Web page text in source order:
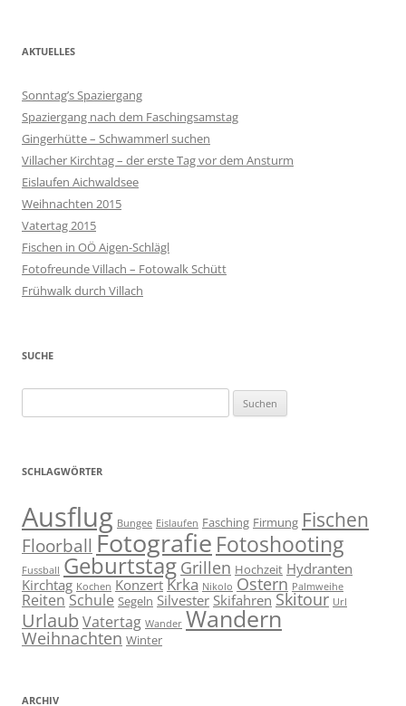
AKTUELLES
Sonntag’s Spaziergang
Spaziergang nach dem Faschingsamstag
Gingerhütte – Schwammerl suchen
Villacher Kirchtag – der erste Tag vor dem Ansturm
Eislaufen Aichwaldsee
Weihnachten 2015
Vatertag 2015
Fischen in OÖ Aigen-Schlägl
Fotofreunde Villach – Fotowalk Schütt
Frühwalk durch Villach
SUCHE
nach:
SCHLAGWÖRTER
Ausflug Bungee Eislaufen Fasching Firmung Fischen
Floorball Fotografie Fotoshooting
Fussball Geburtstag Grillen Hochzeit Hydranten
Kirchtag Kochen Konzert Krka Nikolo Ostern Palmweihe
Reiten Schule Segeln Silvester Skifahren Skitour Url
Urlaub Vatertag Wander Wandern
Weihnachten Winter
ARCHIV